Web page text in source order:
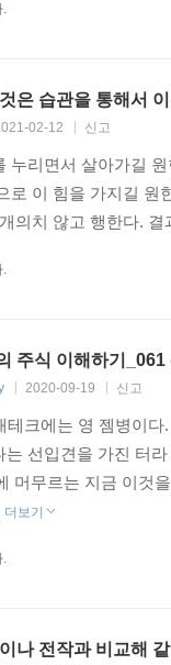
.
은 습관을 통해서
02-12 신고
누리면서 살아가길
로 이 힘을 가지길
의치 않고 행한다.
.
주식 이해하기
2020-09-19 신고
테크에는 영 젬병이다
는 선입견을 가진 터
머무르는 지금 이것
더보기
.
나 전작과 비교해